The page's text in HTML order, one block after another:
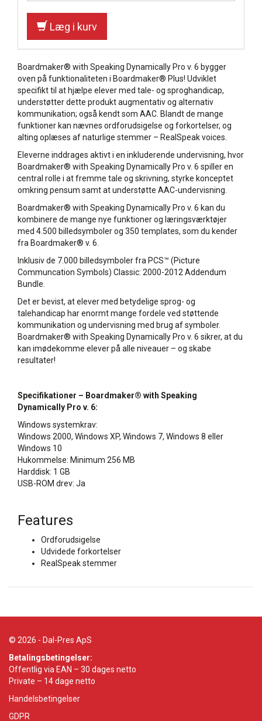
Læg i kurv
Boardmaker® with Speaking Dynamically Pro v. 6 bygger
oven på funktionaliteten i Boardmaker® Plus! Udviklet
specifikt til at hjælpe elever med tale- og sproghandicap,
understøtter dette produkt augmentativ og alternativ
kommunikation; også kendt som AAC. Blandt de mange
funktioner kan nævnes ordforudsigelse og forkortelser, og
alting oplæses af naturlige stemmer – RealSpeak voices.
Eleverne inddrages aktivt i en inkluderende undervisning, hvor
Boardmaker® with Speaking Dynamically Pro v. 6 spiller en
central rolle i at fremme tale og skrivning, styrke konceptet
omkring pensum samt at understøtte AAC-undervisning.
Boardmaker® with Speaking Dynamically Pro v. 6 kan du
kombinere de mange nye funktioner og læringsværktøjer
med 4.500 billedsymboler og 350 templates, som du kender
fra Boardmaker® v. 6.
Inklusiv de 7.000 billedsymboler fra PCS™ (Picture
Communcation Symbols) Classic: 2000-2012 Addendum
Bundle.
Det er bevist, at elever med betydelige sprog- og
talehandicap har enormt mange fordele ved støttende
kommunikation og undervisning med brug af symboler.
Boardmaker® with Speaking Dynamically Pro v. 6 sikrer, at du
kan imødekomme elever på alle niveauer – og skabe
resultater!
Specifikationer – Boardmaker® with Speaking
Dynamically Pro v. 6:
Windows systemkrav:
Windows 2000, Windows XP, Windows 7, Windows 8 eller
Windows 10
Hukommelse: Minimum 256 MB
Harddisk: 1 GB
USB-ROM drev: Ja
Features
Ordforudsigelse
Udvidede forkortelser
RealSpeak stemmer
© 2026 - Dal-Pres ApS
Betalingsbetingelser:
Offentlig via EAN – 30 dages netto
Private – 14 dage netto
Handelsbetingelser
GDPR